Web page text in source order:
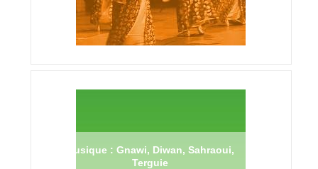
Musique : Gnawi, Diwan, Sahraoui,
Terguie